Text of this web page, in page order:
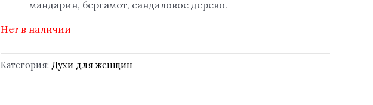
мандарин, бергамот, сандаловое дерево.
Нет в наличии
Категория: Духи для женщин